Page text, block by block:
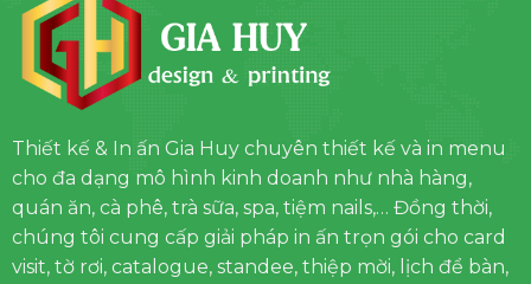
Thiết kế & In ấn Gia Huy chuyên thiết kế và in menu
cho đa dạng mô hình kinh doanh như nhà hàng,
quán ăn, cà phê, trà sữa, spa, tiệm nails,… Đồng thời,
chúng tôi cung cấp giải pháp in ấn trọn gói cho card
visit, tờ rơi, catalogue, standee, thiệp mời, lịch để bàn,